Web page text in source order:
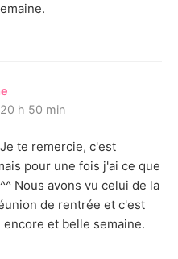
i
:
h 50 min
te remercie, c'est
pour une fois j'ai ce que
Nous avons vu celui de la
de rentrée et c'est
et belle semaine.